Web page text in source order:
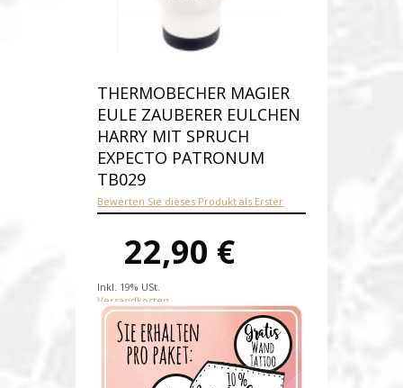
THERMOBECHER MAGIER
EULE ZAUBERER EULCHEN
HARRY MIT SPRUCH
EXPECTO PATRONUM
TB029
Bewerten Sie dieses Produkt als Erster
22,90 €
Inkl. 19% USt.
Versandkosten
Produktnummer:
Verfügbarkeit: Auf Lager
Lieferzeit: 1-2 Werktage nach
Zahungseingang